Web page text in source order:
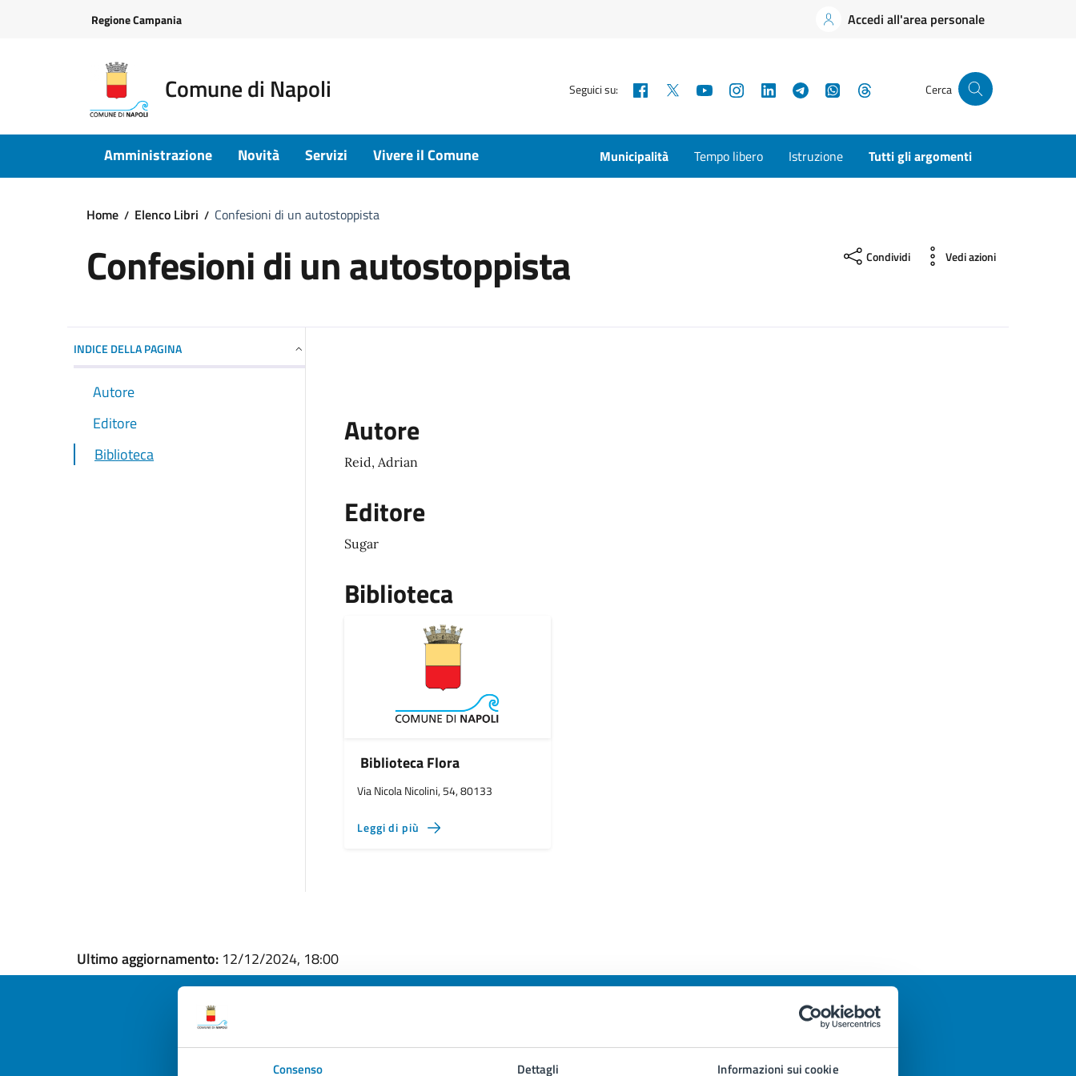
Consenso Dettagli Informazioni sui cookie
Regione Campania Accedi all'area personale
Comune di Napoli Seguici su: Facebook YouTubeInstagramLinkedInTelegramWhatsApp Cerca
Amministrazione Novità Servizi Vivere il Comune Municipalità Tempo libero Istruzione Tutti gli argomenti
Home Elenco Libri Confesioni di un autostoppista
Confesioni di un autostoppista Condividi Vedi azioni
INDICE DELLA PAGINA
Autore
Editore
Biblioteca
Autore
Reid, Adrian
Editore
Sugar
Biblioteca
Biblioteca Flora
Via Nicola Nicolini, 54, 80133
Leggi di più
Ultimo aggiornamento: 12/12/2024, 18:00